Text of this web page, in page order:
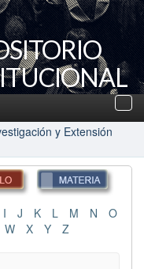
y Extensión
I J K L M N
O
W X Y Z